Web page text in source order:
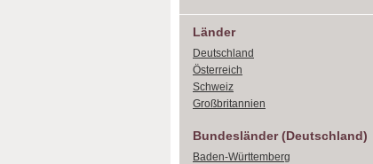
Länder
Deutschland
Österreich
Schweiz
Großbritannien
Bundesländer (Deutschland)
Baden-Württemberg